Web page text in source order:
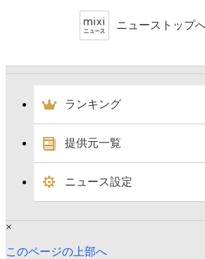
ニューストップ
ランキング
提供元一覧
ニュース設定
×
このページの上部へ